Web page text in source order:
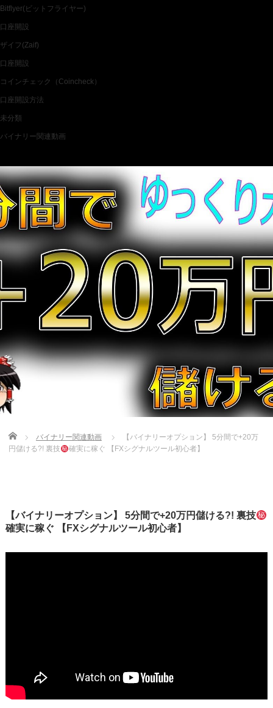
Bitflyer(ビットフライヤー)
口座開設
ザイフ(Zaif)
口座開設
コインチェック（Coincheck）
口座開設方法
未分類
バイナリー関連動画
Home バイナリー関連動画
【バイナリーオプション】 5分間で+20万
円儲ける?! 裏技
確実に稼ぐ 【FXシグナルツール初心者】
【バイナリーオプション】 5分間で+20万円儲ける?! 裏技
確実に稼ぐ 【FXシグナルツール初心者】